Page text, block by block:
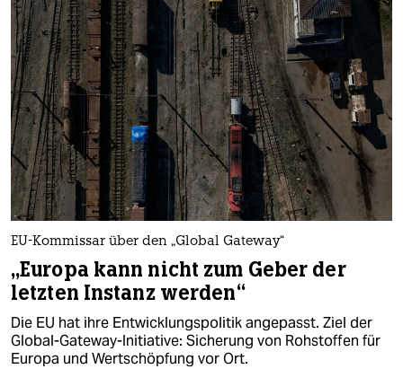
EU-Kommissar über den „Global Gateway“
„Europa kann nicht zum Geber der
letzten Instanz werden“
Die EU hat ihre Entwicklungspolitik angepasst. Ziel der
Global-Gateway-Initiative: Sicherung von Rohstoffen für
Europa und Wertschöpfung vor Ort.